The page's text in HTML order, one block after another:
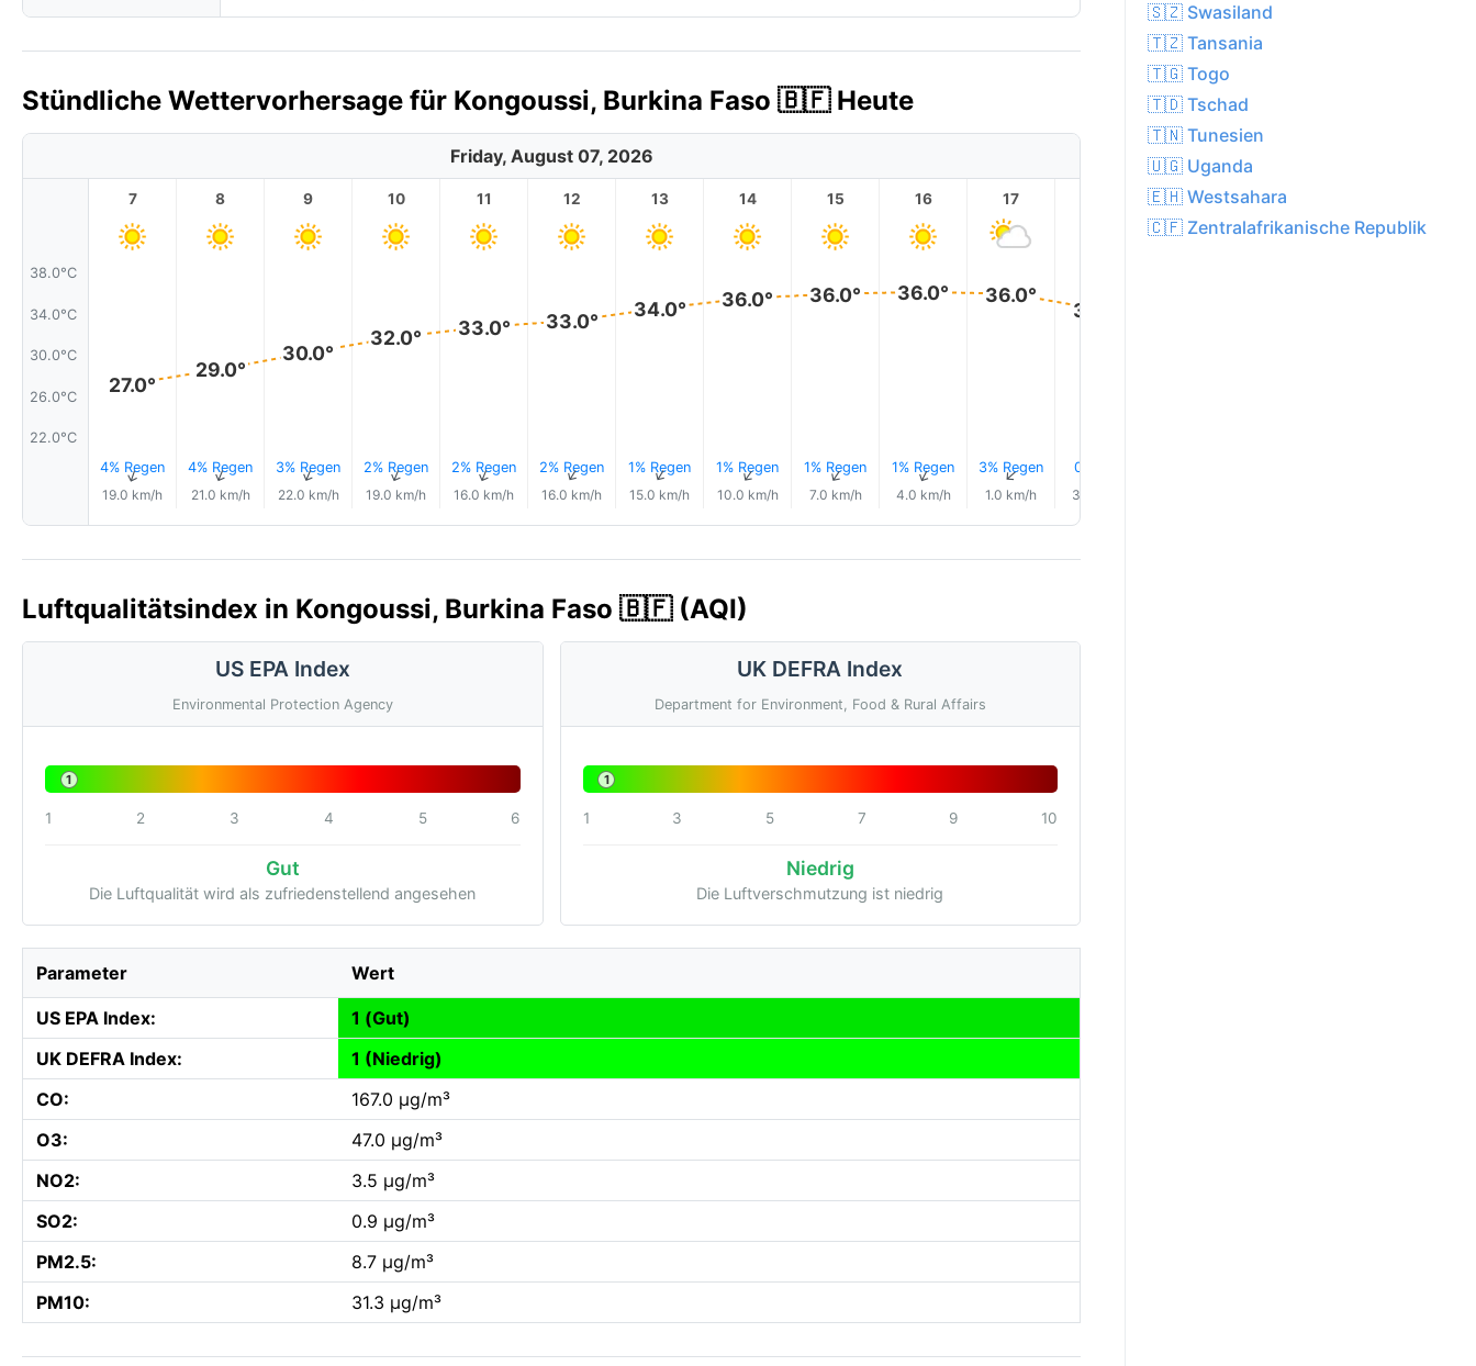
Stündliche Wettervorhersage für Kongoussi, Burkina Faso 🇧🇫 Heute
Friday, August 07, 2026
38.0°C
34.0°C
30.0°C
26.0°C
22.0°C
7
27.0°
4% Regen
↑
19.0 km/h
8
29.0°
4% Regen
↑
21.0 km/h
9
30.0°
3% Regen
↑
22.0 km/h
10
32.0°
2% Regen
↑
19.0 km/h
11
33.0°
2% Regen
↑
16.0 km/h
12
33.0°
2% Regen
↑
16.0 km/h
13
34.0°
1% Regen
↑
15.0 km/h
14
36.0°
1% Regen
↑
10.0 km/h
15
36.0°
1% Regen
↑
7.0 km/h
16
36.0°
1% Regen
↑
4.0 km/h
17
36.0°
3% Regen
↑
1.0 km/h
34.0°
0.7 mm
3.0 km/h
19 20
Luftqualitätsindex in Kongoussi, Burkina Faso 🇧🇫 (AQI)
US EPA Index
Environmental Protection Agency
1
1 2 3 4 5 6
Gut
Die Luftqualität wird als zufriedenstellend angesehen
UK DEFRA Index
Department for Environment, Food & Rural Affairs
1
1 3 5 7 9 10
Niedrig
Die Luftverschmutzung ist niedrig
Parameter Wert
US EPA Index:
1 (Gut)
UK DEFRA Index:
1 (Niedrig)
CO:
167.0 µg/m³
O3:
47.0 µg/m³
NO2:
3.5 µg/m³
SO2:
0.9 µg/m³
PM2.5:
8.7 µg/m³
PM10:
31.3 µg/m³
🇸🇿 Swasiland
🇹🇿 Tansania
🇹🇬 Togo
🇹🇩 Tschad
🇹🇳 Tunesien
🇺🇬 Uganda
🇪🇭 Westsahara
🇨🇫 Zentralafrikanische Republik